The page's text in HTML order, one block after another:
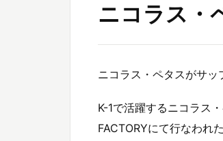
ニコラス・
ニコラス・ペタスがサッ
K-1で活躍するニコラス
FACTORYにて行なわれ